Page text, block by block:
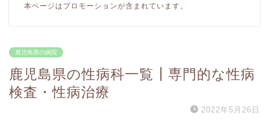
本ページはプロモーションが含まれています。
鹿児島県の病院
鹿児島県の性病科一覧┃専門的な性病
検査・性病治療
2022年5月26日